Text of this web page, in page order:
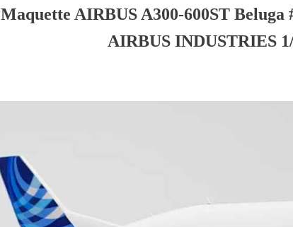
Maquette AIRBUS A300-600ST
AIRBUS INDUSTRIES